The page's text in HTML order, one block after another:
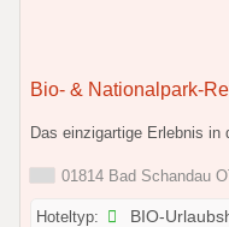
Bio- & Nationalpark-
Das einzigartige Erlebnis
01814 Bad Schandau
Hoteltyp: BIO-